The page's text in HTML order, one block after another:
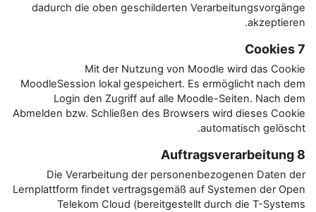
dadurch die oben
Mit der Nutzung
MoodleSession lokal
Login den Zugriff auf alle
Abmelden bzw. Schließen des
Die Verarbeitung der
Lernplattform findet
Telekom Cloud